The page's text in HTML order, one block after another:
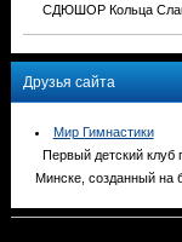
СДЮШОР Кольца
Друзья сайта
Мир Гимнастики
Первый детский клуб
Минске, созданный